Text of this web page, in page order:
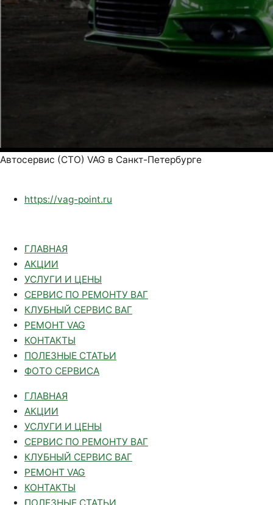
Автосервис (СТО) VAG в Санкт-Петербурге
https://vag-point.ru
ГЛАВНАЯ
АКЦИИ
УСЛУГИ И ЦЕНЫ
СЕРВИС ПО РЕМОНТУ ВАГ
КЛУБНЫЙ СЕРВИС ВАГ
РЕМОНТ VAG
КОНТАКТЫ
ПОЛЕЗНЫЕ СТАТЬИ
ФОТО СЕРВИСА
ГЛАВНАЯ
АКЦИИ
УСЛУГИ И ЦЕНЫ
СЕРВИС ПО РЕМОНТУ ВАГ
КЛУБНЫЙ СЕРВИС ВАГ
РЕМОНТ VAG
КОНТАКТЫ
ПОЛЕЗНЫЕ СТАТЬИ